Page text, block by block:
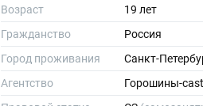
Возраст
19 лет
Гражданство
Россия
Город проживания
Санкт-
Агентство
Горошины-